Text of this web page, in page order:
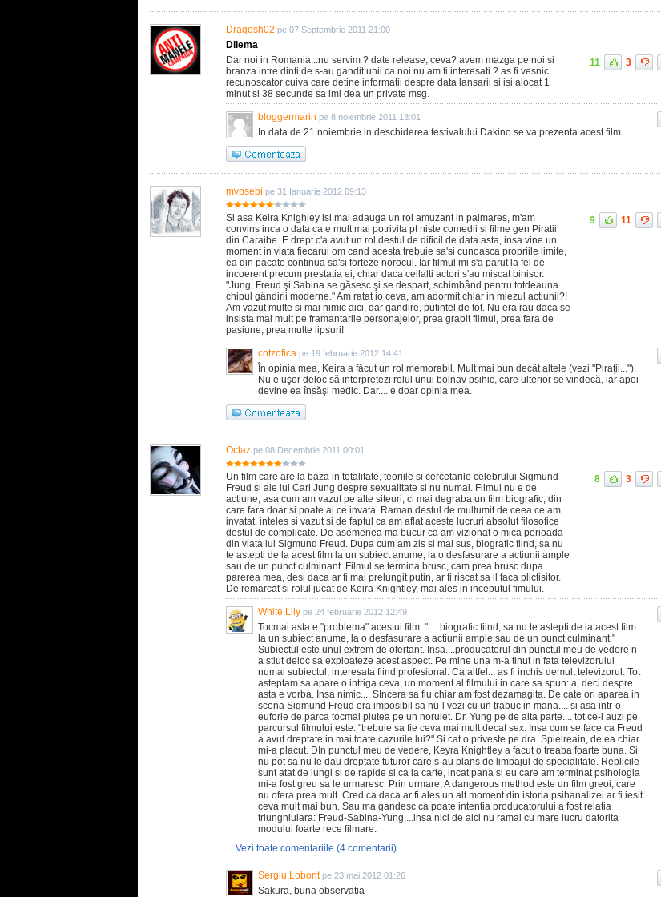
Dragosh02 pe 07 Septembrie 2011 21:00
Dilema
Dar noi in Romania...nu servim ? date release, ceva? avem mazga pe noi si
branza intre dinti de s-au gandit unii ca noi nu am fi interesati ? as fi vesnic
recunoscator cuiva care detine informatii despre data lansarii si isi alocat 1
minut si 38 secunde sa imi dea un private msg.
11 3
bloggermarin pe 8 noiembrie 2011 13:01
In data de 21 noiembrie in deschiderea festivalului Dakino se va prezenta acest film.
mvpsebi pe 31 Ianuarie 2012 09:13
Si asa Keira Knighley isi mai adauga un rol amuzant in palmares, m'am
convins inca o data ca e mult mai potrivita pt niste comedii si filme gen Piratii
din Caraibe. E drept c'a avut un rol destul de dificil de data asta, insa vine un
moment in viata fiecarui om cand acesta trebuie sa'si cunoasca propriile limite,
ea din pacate continua sa'si forteze norocul. Iar filmul mi s'a parut la fel de
incoerent precum prestatia ei, chiar daca ceilalti actori s'au miscat binisor.
"Jung, Freud şi Sabina se găsesc şi se despart, schimbând pentru totdeauna
chipul gândirii moderne." Am ratat io ceva, am adormit chiar in miezul actiunii?!
Am vazut multe si mai nimic aici, dar gandire, putintel de tot. Nu era rau daca se
insista mai mult pe framantarile personajelor, prea grabit filmul, prea fara de
pasiune, prea multe lipsuri!
9 11
cotzofica pe 19 februarie 2012 14:41
În opinia mea, Keira a făcut un rol memorabil. Mult mai bun decât altele (vezi "Piraţii...").
Nu e uşor deloc să interpretezi rolul unui bolnav psihic, care ulterior se vindecă, iar apoi
devine ea însăşi medic. Dar.... e doar opinia mea.
Octaz pe 08 Decembrie 2011 00:01
Un film care are la baza in totalitate, teoriile si cercetarile celebrului Sigmund
Freud si ale lui Carl Jung despre sexualitate si nu numai. Filmul nu e de
actiune, asa cum am vazut pe alte siteuri, ci mai degraba un film biografic, din
care fara doar si poate ai ce invata. Raman destul de multumit de ceea ce am
invatat, inteles si vazut si de faptul ca am aflat aceste lucruri absolut filosofice
destul de complicate. De asemenea ma bucur ca am vizionat o mica perioada
din viata lui Sigmund Freud. Dupa cum am zis si mai sus, biografic fiind, sa nu
te astepti de la acest film la un subiect anume, la o desfasurare a actiunii ample
sau de un punct culminant. Filmul se termina brusc, cam prea brusc dupa
parerea mea, desi daca ar fi mai prelungit putin, ar fi riscat sa il faca plictisitor.
De remarcat si rolul jucat de Keira Knightley, mai ales in inceputul fimului.
8 3
White.Lily pe 24 februarie 2012 12:49
Tocmai asta e "problema" acestui film: ".....biografic fiind, sa nu te astepti de la acest film
la un subiect anume, la o desfasurare a actiunii ample sau de un punct culminant."
Subiectul este unul extrem de ofertant. Insa....producatorul din punctul meu de vedere n-
a stiut deloc sa exploateze acest aspect. Pe mine una m-a tinut in fata televizorului
numai subiectul, interesata fiind profesional. Ca altfel... as fi inchis demult televizorul. Tot
asteptam sa apare o intriga ceva, un moment al filmului in care sa spun: a, deci despre
asta e vorba. Insa nimic.... SIncera sa fiu chiar am fost dezamagita. De cate ori aparea in
scena Sigmund Freud era imposibil sa nu-l vezi cu un trabuc in mana.... si asa intr-o
euforie de parca tocmai plutea pe un norulet. Dr. Yung pe de alta parte.... tot ce-l auzi pe
parcursul filmului este: "trebuie sa fie ceva mai mult decat sex. Insa cum se face ca Freud
a avut dreptate in mai toate cazurile lui?" Si cat o priveste pe dra. Spielreain, de ea chiar
mi-a placut. DIn punctul meu de vedere, Keyra Knightley a facut o treaba foarte buna. Si
nu pot sa nu le dau dreptate tuturor care s-au plans de limbajul de specialitate. Replicile
sunt atat de lungi si de rapide si ca la carte, incat pana si eu care am terminat psihologia
mi-a fost greu sa le urmaresc. Prin urmare, A dangerous method este un film greoi, care
nu ofera prea mult. Cred ca daca ar fi ales un alt moment din istoria psihanalizei ar fi iesit
ceva mult mai bun. Sau ma gandesc ca poate intentia producatorului a fost relatia
triunghiulara: Freud-Sabina-Yung....insa nici de aici nu ramai cu mare lucru datorita
modului foarte rece filmare.
... Vezi toate comentariile (4 comentarii) ...
Sergiu.Lobont pe 23 mai 2012 01:26
Sakura, buna observatia